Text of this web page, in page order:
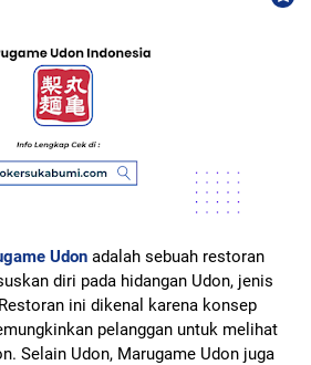
Udon adalah sebuah restoran
diri pada hidangan Udon, jenis
ini dikenal karena konsep
pelanggan untuk melihat
Selain Udon, Marugame Udon juga